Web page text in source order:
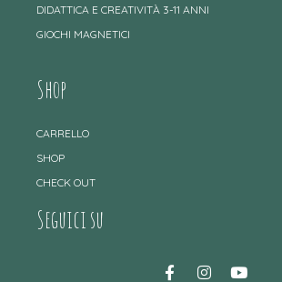
DIDATTICA E CREATIVITÀ 3-11 ANNI
GIOCHI MAGNETICI
Shop
CARRELLO
SHOP
CHECK OUT
Seguici su